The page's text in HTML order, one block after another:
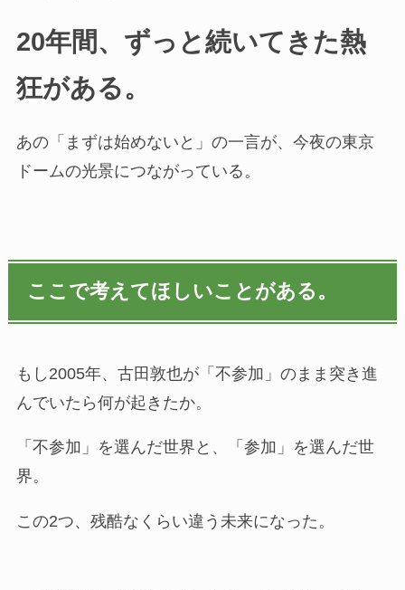
20年間、ずっと続いてきた熱
狂がある。
あの「まずは始めないと」の一言が、今夜の東京
ドームの光景につながっている。
ここで考えてほしいことがある。
もし2005年、古田敦也が「不参加」のまま突き進
んでいたら何が起きたか。
「不参加」を選んだ世界と、「参加」を選んだ世
界。
この2つ、残酷なくらい違う未来になった。